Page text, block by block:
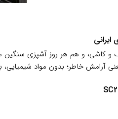
آرامش خاطر؛ بدون مواد